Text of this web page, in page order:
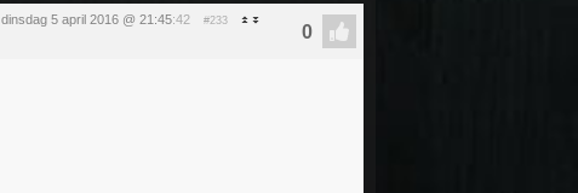
dinsdag 5 april 2016 @ 21:45:42 #233